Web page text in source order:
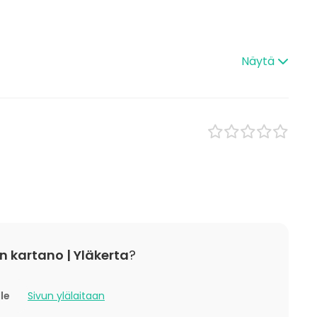
Näytä
kartano | Yläkerta?
Sivun ylälaitaan